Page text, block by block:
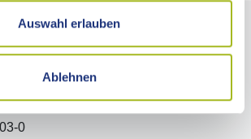
Auswahl erlauben
Ablehnen
OSTALBKREIS
0